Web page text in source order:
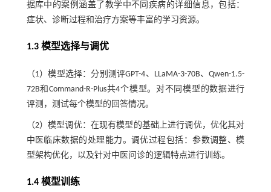
据库中的案例涵盖了教学中不同疾病的详细信息，包括：
症状、诊断过程和治疗方案等丰富的学习资源。
1.3 模型选择与调优
（1）模型选择：分别测评GPT-4、LLaMA-3-70B、Qwen-1.5-
72B和Command-R-Plus共4个模型。对不同模型的数据进行
评测，测试每个模型的回答情况。
（2）模型调优：在现有模型的基础上进行调优，优化其对
中医临床数据的处理能力。调优过程包括：参数调整、模
型架构优化，以及针对中医问诊的逻辑特点进行训练。
1.4 模型训练